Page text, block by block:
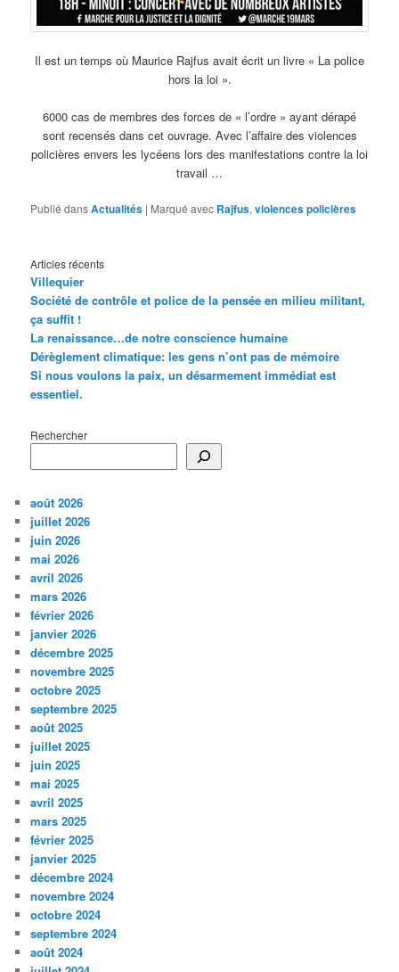
Il est un temps où Maurice Rajfus avait écrit un livre « La police
hors la loi ».
6000 cas de membres des forces de « l’ordre » ayant dérapé
sont recensés dans cet ouvrage. Avec l’affaire des violences
policières envers les lycéens lors des manifestations contre la loi
travail …
Publié dansActualités | Marqué avec Rajfus,violences policières
Articles récents
Villequier
Société de contrôle et police de la pensée en milieu militant,
ça suffit !
La renaissance…de notre conscience humaine
Dérèglement climatique: les gens n’ont pas de mémoire
Si nous voulons la paix, un désarmement immédiat est
essentiel.
Rechercher
août 2026
juillet 2026
juin 2026
mai 2026
avril 2026
mars 2026
février 2026
janvier 2026
décembre 2025
novembre 2025
octobre 2025
septembre 2025
août 2025
juillet 2025
juin 2025
mai 2025
avril 2025
mars 2025
février 2025
janvier 2025
décembre 2024
novembre 2024
octobre 2024
septembre 2024
août 2024